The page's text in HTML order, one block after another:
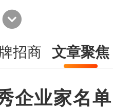
招商 文章聚焦
企业家名